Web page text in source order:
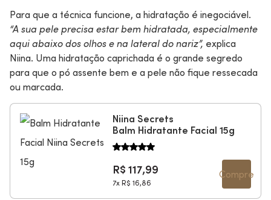
Para que a técnica funcione, a hidratação é inegociável.
“A sua pele precisa estar bem hidratada, especialmente
aqui abaixo dos olhos e na lateral do nariz”, explica
Niina. Uma hidratação caprichada é o grande segredo
para que o pó assente bem e a pele não fique ressecada
ou marcada.
Niina Secrets
Balm Hidratante Facial 15g
R$ 117,99
7x R$ 16,86
Compre